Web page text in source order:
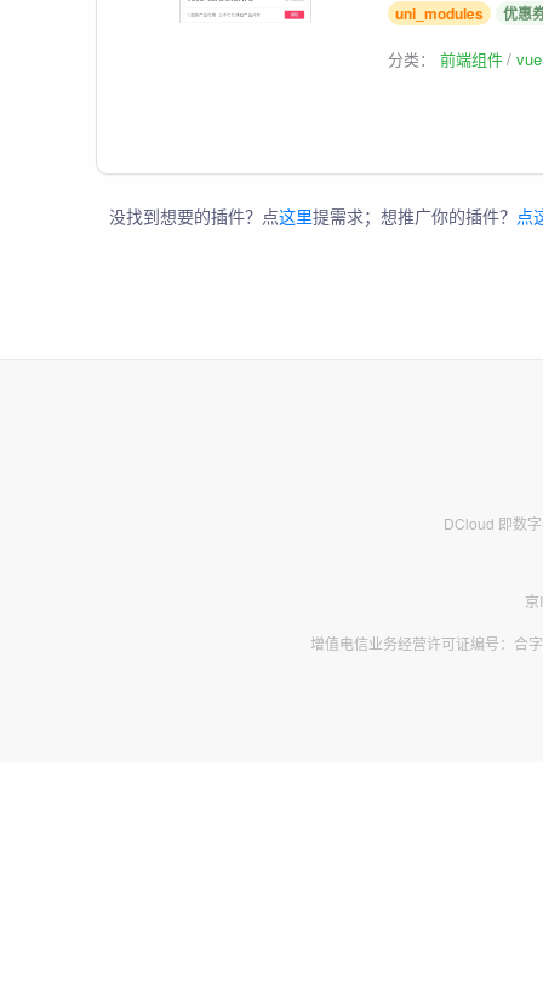
uni_modules 优惠
分类：前端组件
没找到想要的插件？点这里提需求；想推广你的插件？ 点
DCloud 即数
增值电信业务经营许可证编号：合